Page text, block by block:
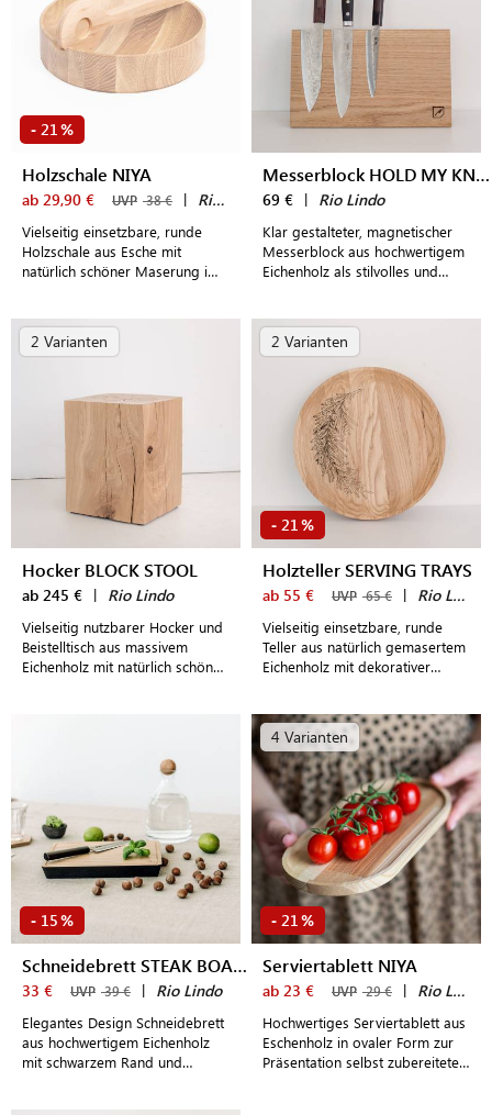
- 21 %
Holzschale NIYA
ab 29,90 € UVP 38 € | Rio Lindo
Vielseitig einsetzbare, runde
Holzschale aus Esche mit
natürlich schöner Maserung im
Messerblock HOLD MY KNIFE TABLE
69 € | Rio Lindo
Klar gestalteter, magnetischer
Messerblock aus hochwertigem
Eichenholz als stilvolles und
2 Varianten
Hocker BLOCK STOOL
ab 245 € | Rio Lindo
Vielseitig nutzbarer Hocker und
Beistelltisch aus massivem
Eichenholz mit natürlich schöner
2 Varianten
- 21 %
Holzteller SERVING TRAYS
ab 55 € UVP 65 € | Rio Lindo
Vielseitig einsetzbare, runde
Teller aus natürlich gemasertem
Eichenholz mit dekorativer
- 15 %
Schneidebrett STEAK BOARD
33 € UVP 39 € | Rio Lindo
Elegantes Design Schneidebrett
aus hochwertigem Eichenholz
mit schwarzem Rand und
4 Varianten
- 21 %
Serviertablett NIYA
ab 23 € UVP 29 € | Rio Lindo
Hochwertiges Serviertablett aus
Eschenholz in ovaler Form zur
Präsentation selbst zubereiteter